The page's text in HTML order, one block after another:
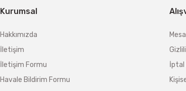
Kurumsal
Hakkımızda
İletişim
İletişim Formu
Havale Bildirim Formu
İptal